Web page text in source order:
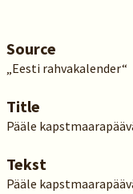
Source
„Eesti rahvakalender“
Title
Pääle
Tekst
Pääle